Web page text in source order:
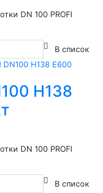
DN 100 PROFI
В список
H138
DN 100 PROFI
В список